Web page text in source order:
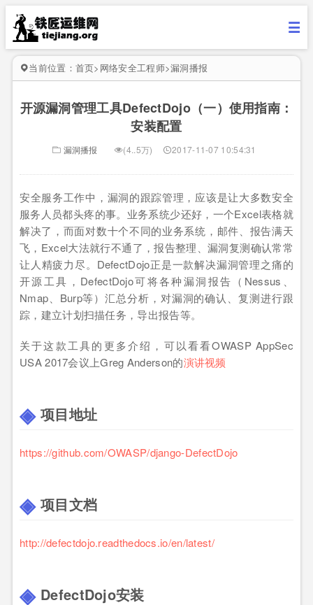
当前位置： 首页> 网络安全工程师>漏洞播报
开源漏洞管理工具DefectDojo（一）使用指南：
安装配置
漏洞播报 (4..5万) 2017-11-07 10:54:31
安全服务工作中，漏洞的跟踪管理，应该是让大多数安全
服务人员都头疼的事。业务系统少还好，一个Excel表格就
解决了，而面对数十个不同的业务系统，邮件、报告满天
飞，Excel大法就行不通了，报告整理、漏洞复测确认常常
让人精疲力尽。DefectDojo正是一款解决漏洞管理之痛的
开源工具，DefectDojo可将各种漏洞报告（Nessus、
Nmap、Burp等）汇总分析，对漏洞的确认、复测进行跟
踪，建立计划扫描任务，导出报告等。
关于这款工具的更多介绍，可以看看OWASP AppSec
USA 2017会议上Greg Anderson的演讲视频
项目地址
https://github.com/OWASP/django-DefectDojo
项目文档
http://defectdojo.readthedocs.io/en/latest/
DefectDojo安装